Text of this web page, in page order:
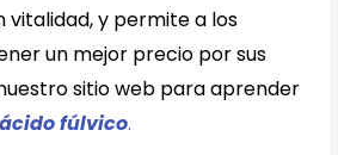
vitalidad, y permite a los
un mejor precio por sus
sitio web para aprender
fúlvico.